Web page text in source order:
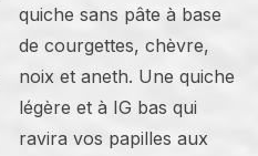
quiche sans pâte à base
de courgettes, chèvre,
noix et aneth. Une quiche
légère et à IG bas qui
ravira vos papilles aux